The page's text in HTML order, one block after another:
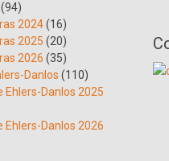
(94)
2024(16)
2025 (20)
2026 (35)
Danlos (110)
Ehlers-Danlos 2025
Ehlers-Danlos 2026